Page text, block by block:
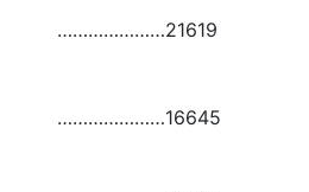
…………………21619
…………………16645